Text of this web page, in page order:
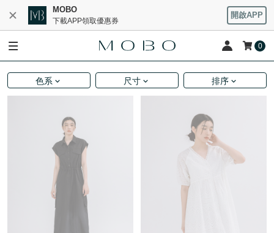
MOBO
下載APP領取優惠券
開啟APP
0
色系 尺寸 排序